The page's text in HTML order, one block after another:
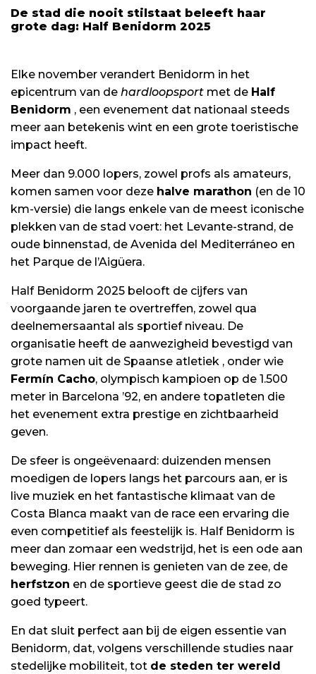
De stad die nooit stilstaat beleeft haar
grote dag: Half Benidorm 2025
Elke november verandert Benidorm in het
epicentrum van de hardloopsport met de Half
Benidorm , een evenement dat nationaal steeds
meer aan betekenis wint en een grote toeristische
impact heeft.
Meer dan 9.000 lopers, zowel profs als amateurs,
komen samen voor deze halve marathon (en de 10
km-versie) die langs enkele van de meest iconische
plekken van de stad voert: het Levante-strand, de
oude binnenstad, de Avenida del Mediterráneo en
het Parque de l’Aigüera.
Half Benidorm 2025 belooft de cijfers van
voorgaande jaren te overtreffen, zowel qua
deelnemersaantal als sportief niveau. De
organisatie heeft de aanwezigheid bevestigd van
grote namen uit de Spaanse atletiek , onder wie
Fermín Cacho, olympisch kampioen op de 1.500
meter in Barcelona ’92, en andere topatleten die
het evenement extra prestige en zichtbaarheid
geven.
De sfeer is ongeëvenaard: duizenden mensen
moedigen de lopers langs het parcours aan, er is
live muziek en het fantastische klimaat van de
Costa Blanca maakt van de race een ervaring die
even competitief als feestelijk is. Half Benidorm is
meer dan zomaar een wedstrijd, het is een ode aan
beweging. Hier rennen is genieten van de zee, de
herfstzon en de sportieve geest die de stad zo
goed typeert.
En dat sluit perfect aan bij de eigen essentie van
Benidorm, dat, volgens verschillende studies naar
stedelijke mobiliteit, tot de steden ter wereld